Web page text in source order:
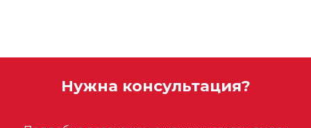
Нужна консультация?